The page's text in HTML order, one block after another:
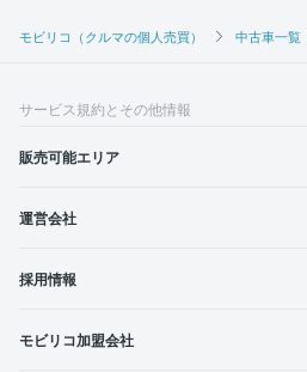
モビリコ（クルマの個人売買） 中古車一覧
サービス規約とその他情報
販売可能エリア
運営会社
採用情報
モビリコ加盟会社